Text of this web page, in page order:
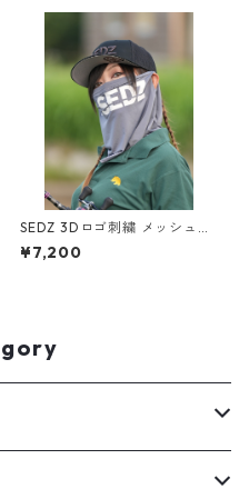
SEDZ 3Dロゴ刺繍 メッシュキ
ャップ / ブラック フリーサイ
ズ
¥7,200